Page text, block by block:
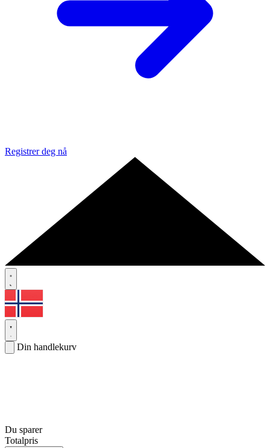
Registrer deg nå
Din handlekurv
Du sparer
Totalpris